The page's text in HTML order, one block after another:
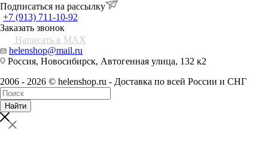
Подписаться на рассылку
+7 (913) 711-10-92
Заказать звонок
Написать в MAX
helenshop@mail.ru
Россия, Новосибирск, Автогенная улица, 132 к2
2006 - 2026 © helenshop.ru - Доставка по всей России и СНГ
Найти